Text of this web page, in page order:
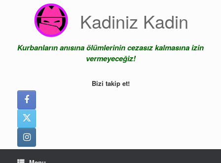
Kadiniz Kadin
Kurbanların anısına ölümlerinin cezasız kalmasına izin
vermeyeceğiz!
Bizi takip et!